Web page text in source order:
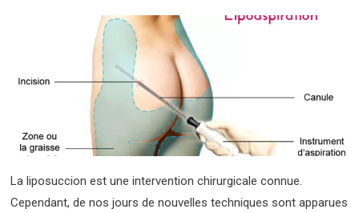
La liposuccion est une intervention chirurgicale connue.
Cependant, de nos jours de nouvelles techniques sont apparues